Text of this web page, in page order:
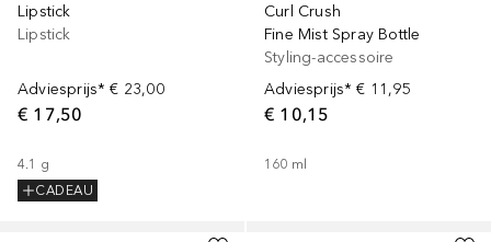
Lipstick
Lipstick
Adviesprijs* € 23,00
€ 17,50
4.1 g
CADEAU
Curl Crush
Fine Mist Spray Bottle
Styling-accessoire
Adviesprijs* € 11,95
€ 10,15
160 ml
+1